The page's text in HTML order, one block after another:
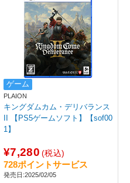
ゲーム
PLAION
キングダムカム・デリバランス
II 【PS5ゲームソフト】【sof00
1】
¥7,280 (税込)
728ポイントサービス
発売日:2025/02/05